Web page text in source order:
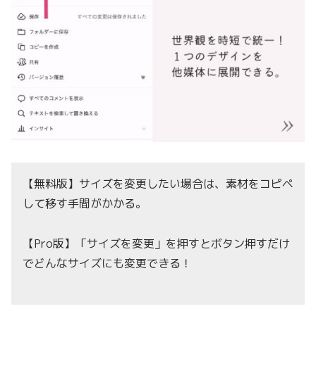
【無料版】サイズを変更したい場合は、素材をコピペ
して移す手間がかかる。
【Pro版】「サイズを変更」を押すとボタン押すだけ
でどんなサイズにも変更できる！